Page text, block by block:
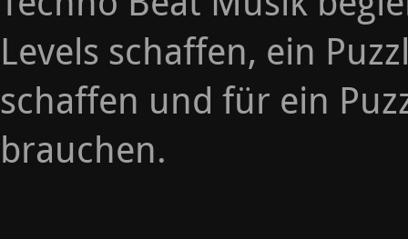
Levels schaffen, ein
schaffen und für ein
brauchen.